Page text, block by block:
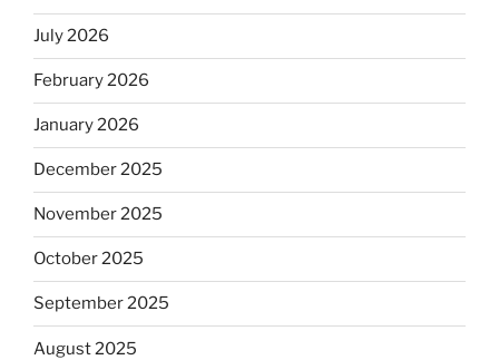
July 2026
February 2026
January 2026
December 2025
November 2025
October 2025
September 2025
August 2025